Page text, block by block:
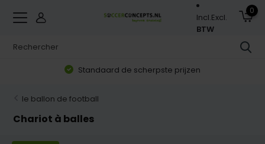
Incl.Excl.
BTW
0
Zorgvuldig geselecteerd assortiment
le ballon de football
Chariot à balles